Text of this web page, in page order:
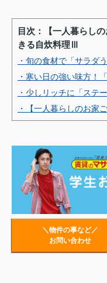
目次：【一人暮らし
きる自炊料理Ⅲ
・旬の食材で「サラダう
・寒い日の強い味方！
・少しリッチに「ステー
・【一人暮らしのお家
＼物件の事など／
お問い合わせ